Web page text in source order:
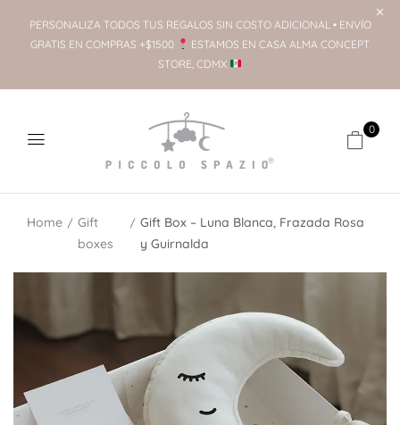
PERSONALIZA TODOS TUS REGALOS SIN COSTO ADICIONAL • ENVÍO
GRATIS EN COMPRAS +$1500
ESTAMOS EN CASA ALMA CONCEPT
STORE, CDMX
0
Home
Gift
boxes
Gift Box – Luna Blanca, Frazada Rosa
y Guirnalda